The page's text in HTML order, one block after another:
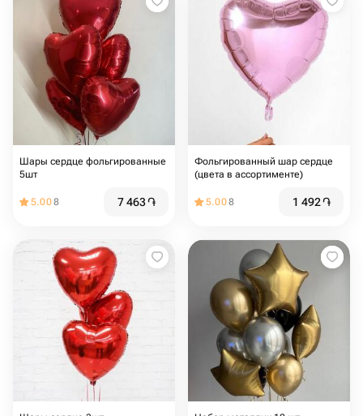
Шары сердце фольгированные
5шт
5.008 7 463֏
Фольгированный шар сердце
(цвета в ассортименте)
5.008 1 492֏